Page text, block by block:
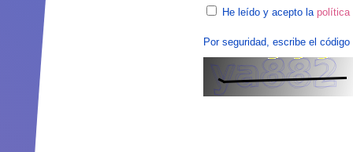
He leído y acepto la política
Por seguridad, escribe el